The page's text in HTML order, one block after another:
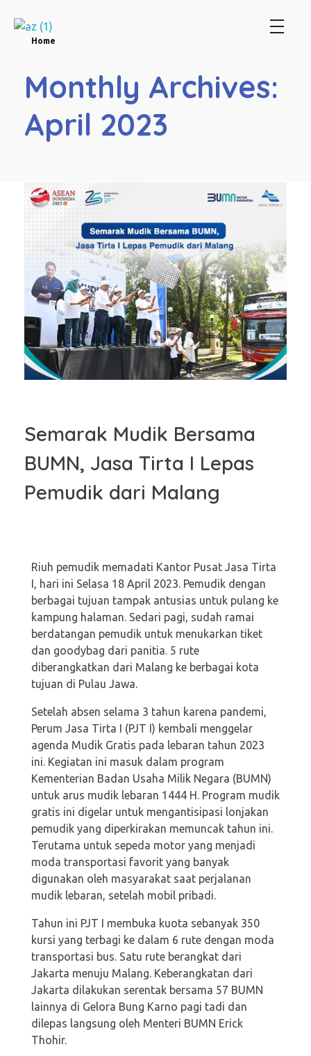
Perum Jasa Tirta I
Home
Monthly Archives:
April 2023
Semarak Mudik Bersama
BUMN, Jasa Tirta I Lepas
Pemudik dari Malang
Riuh pemudik memadati Kantor Pusat Jasa Tirta
I, hari ini Selasa 18 April 2023. Pemudik dengan
berbagai tujuan tampak antusias untuk pulang ke
kampung halaman. Sedari pagi, sudah ramai
berdatangan pemudik untuk menukarkan tiket
dan goodybag dari panitia. 5 rute
diberangkatkan dari Malang ke berbagai kota
tujuan di Pulau Jawa.
Setelah absen selama 3 tahun karena pandemi,
Perum Jasa Tirta I (PJT I) kembali menggelar
agenda Mudik Gratis pada lebaran tahun 2023
ini. Kegiatan ini masuk dalam program
Kementerian Badan Usaha Milik Negara (BUMN)
untuk arus mudik lebaran 1444 H. Program mudik
gratis ini digelar untuk mengantisipasi lonjakan
pemudik yang diperkirakan memuncak tahun ini.
Terutama untuk sepeda motor yang menjadi
moda transportasi favorit yang banyak
digunakan oleh masyarakat saat perjalanan
mudik lebaran, setelah mobil pribadi.
Tahun ini PJT I membuka kuota sebanyak 350
kursi yang terbagi ke dalam 6 rute dengan moda
transportasi bus. Satu rute berangkat dari
Jakarta menuju Malang. Keberangkatan dari
Jakarta dilakukan serentak bersama 57 BUMN
lainnya di Gelora Bung Karno pagi tadi dan
dilepas langsung oleh Menteri BUMN Erick
Thohir.